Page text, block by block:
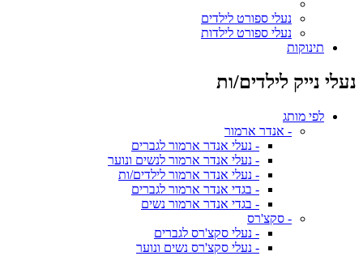
נעלי ספורט לילדים
נעלי ספורט לילדות
תינוקות
נעלי נייק לילדים/ות
לפי מותג
- אנדר ארמור
- נעלי אנדר ארמור לגברים
- נעלי אנדר ארמור לנשים ונוער
- נעלי אנדר ארמור לילדים/ות
- בגדי אנדר ארמור לגברים
- בגדי אנדר ארמור נשים
- סקצ'רס
- נעלי סקצ'רס לגברים
- נעלי סקצ'רס נשים ונוער